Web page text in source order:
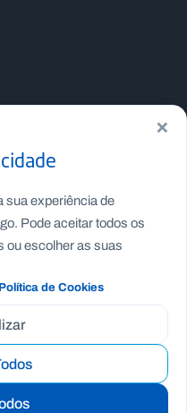
Interno
Termos e Condições
×
sua experiência de
Pode aceitar todos os
ou escolher as suas
Política de Cookies